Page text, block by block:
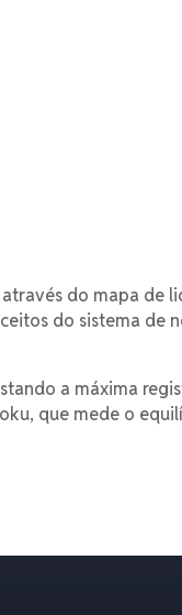
do mapa de
do sistema de
a máxima
que mede o